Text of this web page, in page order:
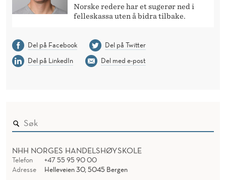
Norske redere har et sugerør ned i
felleskassa uten å bidra tilbake.
Del på Facebook
Del på Twitter
Del på LinkedIn
Del med e-post
NHH NORGES HANDELSHØYSKOLE
Telefon
+47 55 95 90 00
Adresse
Helleveien 30, 5045 Bergen